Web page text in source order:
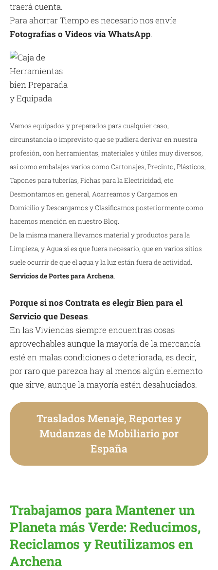
traerá cuenta.
Para ahorrar Tiempo es necesario nos envíe
Fotografías o Videos vía WhatsApp.
Vamos equipados y preparados para cualquier caso,
circunstancia o imprevisto que se pudiera derivar en nuestra
profesión, con herramientas, materiales y útiles muy diversos,
así como embalajes varios como Cartonajes, Precinto, Plásticos,
Tapones para tuberías, Fichas para la Electricidad, etc.
Desmontamos en general, Acarreamos y Cargamos en
Domicilio y Descargamos y Clasificamos posteriormente como
hacemos mención en nuestro Blog.
De la misma manera llevamos material y productos para la
Limpieza, y Agua si es que fuera necesario, que en varios sitios
suele ocurrir de que el agua y la luz están fuera de actividad.
Servicios de Portes para Archena.
Porque si nos Contrata es elegir Bien para el
Servicio que Deseas.
En las Viviendas siempre encuentras cosas
aprovechables aunque la mayoría de la mercancía
esté en malas condiciones o deteriorada, es decir,
por raro que parezca hay al menos algún elemento
que sirve, aunque la mayoría estén desahuciados.
Traslados Menaje, Reportes y
Mudanzas de Mobiliario por
España
Trabajamos para Mantener un
Planeta más Verde: Reducimos,
Reciclamos y Reutilizamos en
Archena